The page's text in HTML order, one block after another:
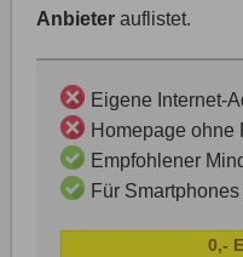
Anbieter auflistet.
Eigene Internet-
Homepage ohne
Empfohlener
Für
0,-